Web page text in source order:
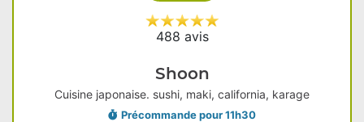
488 avis
Shoon
Cuisine japonaise. sushi, maki, california, karage
Précommande pour 11h30